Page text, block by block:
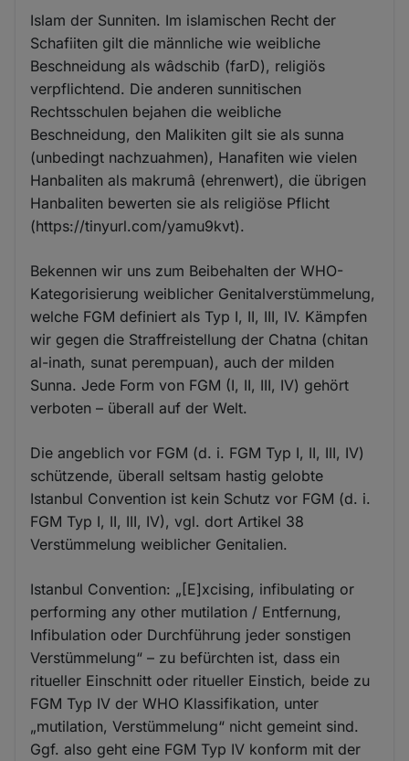
Islam der Sunniten. Im islamischen Recht der
Schafiiten gilt die männliche wie weibliche
Beschneidung als wâdschib (farD), religiös
verpflichtend. Die anderen sunnitischen
Rechtsschulen bejahen die weibliche
Beschneidung, den Malikiten gilt sie als sunna
(unbedingt nachzuahmen), Hanafiten wie vielen
Hanbaliten als makrumâ (ehrenwert), die übrigen
Hanbaliten bewerten sie als religiöse Pflicht
(https://tinyurl.com/yamu9kvt).
Bekennen wir uns zum Beibehalten der WHO-
Kategorisierung weiblicher Genitalverstümmelung,
welche FGM definiert als Typ I, II, III, IV. Kämpfen
wir gegen die Straffreistellung der Chatna (chitan
al-inath, sunat perempuan), auch der milden
Sunna. Jede Form von FGM (I, II, III, IV) gehört
verboten – überall auf der Welt.
Die angeblich vor FGM (d. i. FGM Typ I, II, III, IV)
schützende, überall seltsam hastig gelobte
Istanbul Convention ist kein Schutz vor FGM (d. i.
FGM Typ I, II, III, IV), vgl. dort Artikel 38
Verstümmelung weiblicher Genitalien.
Istanbul Convention: „[E]xcising, infibulating or
performing any other mutilation / Entfernung,
Infibulation oder Durchführung jeder sonstigen
Verstümmelung“ – zu befürchten ist, dass ein
ritueller Einschnitt oder ritueller Einstich, beide zu
FGM Typ IV der WHO Klassifikation, unter
„mutilation, Verstümmelung“ nicht gemeint sind.
Ggf. also geht eine FGM Typ IV konform mit der